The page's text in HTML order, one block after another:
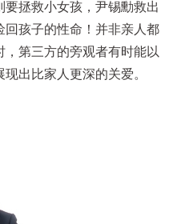
拯救小女孩，尹锡勳救出
孩子的性命！并非亲人都
第三方的旁观者有时能以
出比家人更深的关爱。